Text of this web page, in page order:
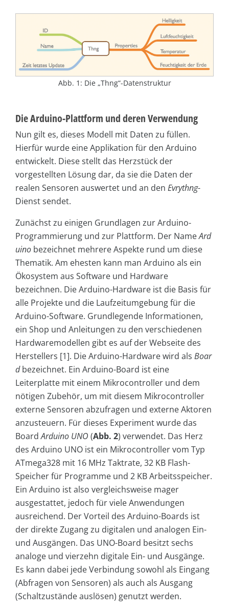
Abb. 1: Die „Thng“-Datenstruktur
Die Arduino-Plattform und deren Verwendung
Nun gilt es, dieses Modell mit Daten zu füllen.
Hierfür wurde eine Applikation für den Arduino
entwickelt. Diese stellt das Herzstück der
vorgestellten Lösung dar, da sie die Daten der
realen Sensoren auswertet und an den Evrythng-
Dienst sendet.
Zunächst zu einigen Grundlagen zur Arduino-
Programmierung und zur Plattform. Der NameArd
uino bezeichnet mehrere Aspekte rund um diese
Thematik. Am ehesten kann man Arduino als ein
Ökosystem aus Software und Hardware
bezeichnen. Die Arduino-Hardware ist die Basis für
alle Projekte und die Laufzeitumgebung für die
Arduino-Software. Grundlegende Informationen,
ein Shop und Anleitungen zu den verschiedenen
Hardwaremodellen gibt es auf der Webseite des
Herstellers [1]. Die Arduino-Hardware wird als Boar
dbezeichnet. Ein Arduino-Board ist eine
Leiterplatte mit einem Mikrocontroller und dem
nötigen Zubehör, um mit diesem Mikrocontroller
externe Sensoren abzufragen und externe Aktoren
anzusteuern. Für dieses Experiment wurde das
BoardArduino UNO (Abb. 2) verwendet. Das Herz
des Arduino UNO ist ein Mikrocontroller vom Typ
ATmega328 mit 16 MHz Takt­rate, 32 KB Flash-
Speicher für Programme und 2 KB Arbeitsspeicher.
Ein Arduino ist also vergleichsweise mager
ausgestattet, jedoch für viele Anwendungen
ausreichend. Der Vorteil des Arduino-Boards ist
der direkte Zugang zu digitalen und analogen Ein-
und Ausgängen. Das UNO-Board besitzt sechs
analoge und vierzehn digitale Ein- und Ausgänge.
Es kann dabei jede Verbindung sowohl als Eingang
(Abfragen von Sensoren) als auch als Ausgang
(Schaltzustände auslösen) genutzt werden.